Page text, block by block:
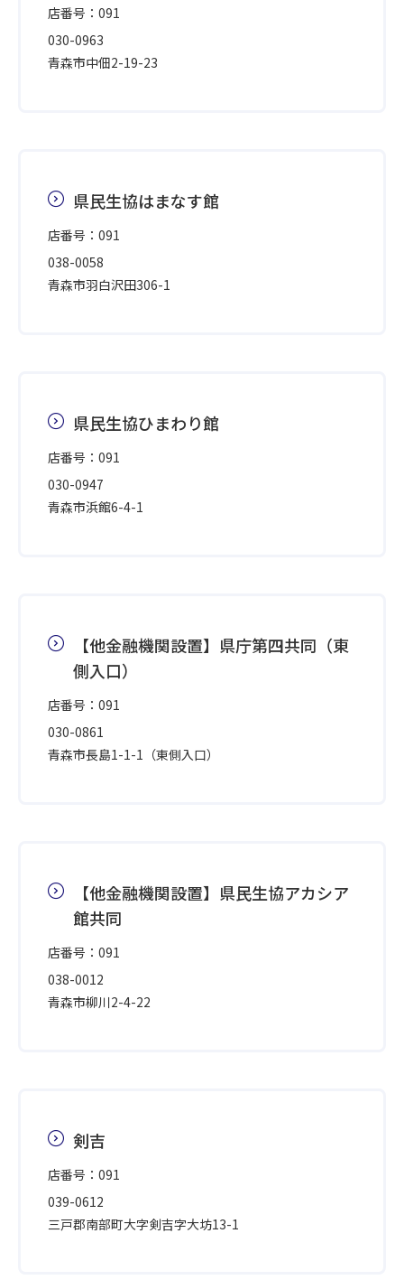
店番号：091
030-0963
青森市中佃2-19-23
県民生協はまなす館
店番号：091
038-0058
青森市羽白沢田306-1
県民生協ひまわり館
店番号：091
030-0947
青森市浜館6-4-1
【他金融機関設置】県庁第四共同（東
側入口）
店番号：091
030-0861
青森市長島1-1-1（東側入口）
【他金融機関設置】県民生協アカシア
館共同
店番号：091
038-0012
青森市柳川2-4-22
剣吉
店番号：091
039-0612
三戸郡南部町大字剣吉字大坊13-1